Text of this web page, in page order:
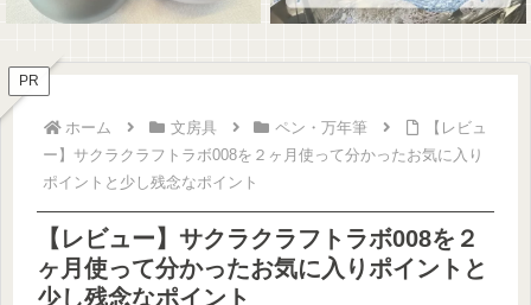
PR
ホーム 文房具 ペン・万年筆
【レビュ
ー】サクラクラフトラボ008を２ヶ月使って分かったお気に入り
ポイントと少し残念なポイント
【レビュー】サクラクラフトラボ008を２
ヶ月使って分かったお気に入りポイントと
少し残念なポイント